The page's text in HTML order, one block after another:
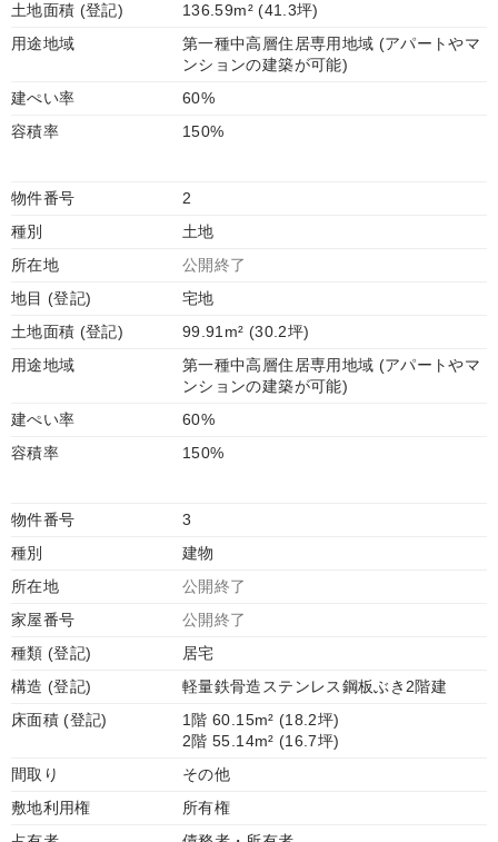
土地面積 (登記)
136.59m² (41.3坪)
用途地域
第一種中高層住居専用地域 (アパートやマ
ンションの建築が可能)
建ぺい率
60%
容積率
150%
物件番号
2
種別
土地
所在地
公開終了
地目 (登記)
宅地
土地面積 (登記)
99.91m² (30.2坪)
用途地域
第一種中高層住居専用地域 (アパートやマ
ンションの建築が可能)
建ぺい率
60%
容積率
150%
物件番号
3
種別
建物
所在地
公開終了
家屋番号
公開終了
種類 (登記)
居宅
構造 (登記)
軽量鉄骨造ステンレス鋼板ぶき2階建
床面積 (登記)
1階 60.15m² (18.2坪)
2階 55.14m² (16.7坪)
間取り
その他
敷地利用権
所有権